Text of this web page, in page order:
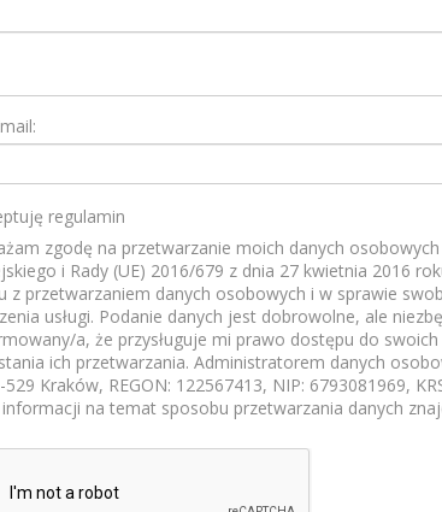
regulamin
zgodę na przetwarzanie moich danych
i Rady (UE) 2016/679 z dnia 27 kwietnia 2016
z przetwarzaniem danych osobowych i w sprawie
usługi. Podanie danych jest dobrowolne, ale
a, że przysługuje mi prawo dostępu do
ich przetwarzania. Administratorem danych
529 Kraków, REGON: 122567413, NIP: 6793081969,
na temat sposobu przetwarzania danych